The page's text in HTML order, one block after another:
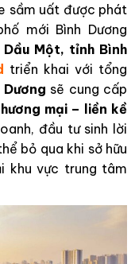
sầm uất được phát
mới Bình Dương
Dầu Một, tỉnh Bình
triển khai với tổng
sẽ cung cấp
mại – liền kề
đầu tư sinh lời
bỏ qua khi sở hữu
khu vực trung tâm